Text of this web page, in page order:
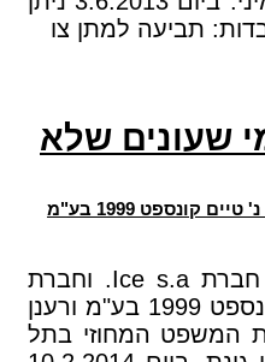
תביעה למתן צו
שעונים שלא
ת.א. (ת"א) 23036-09-13 Ice s.a נ' טיים קונספט 1999 בע"מ
תביעה שהוגשה על ידי חברת Ice s.a. וחברת
Ice IP s.a. כנגד טיים קונספט 1999 בע"מ ורענן
המשפט המחוזי בתל